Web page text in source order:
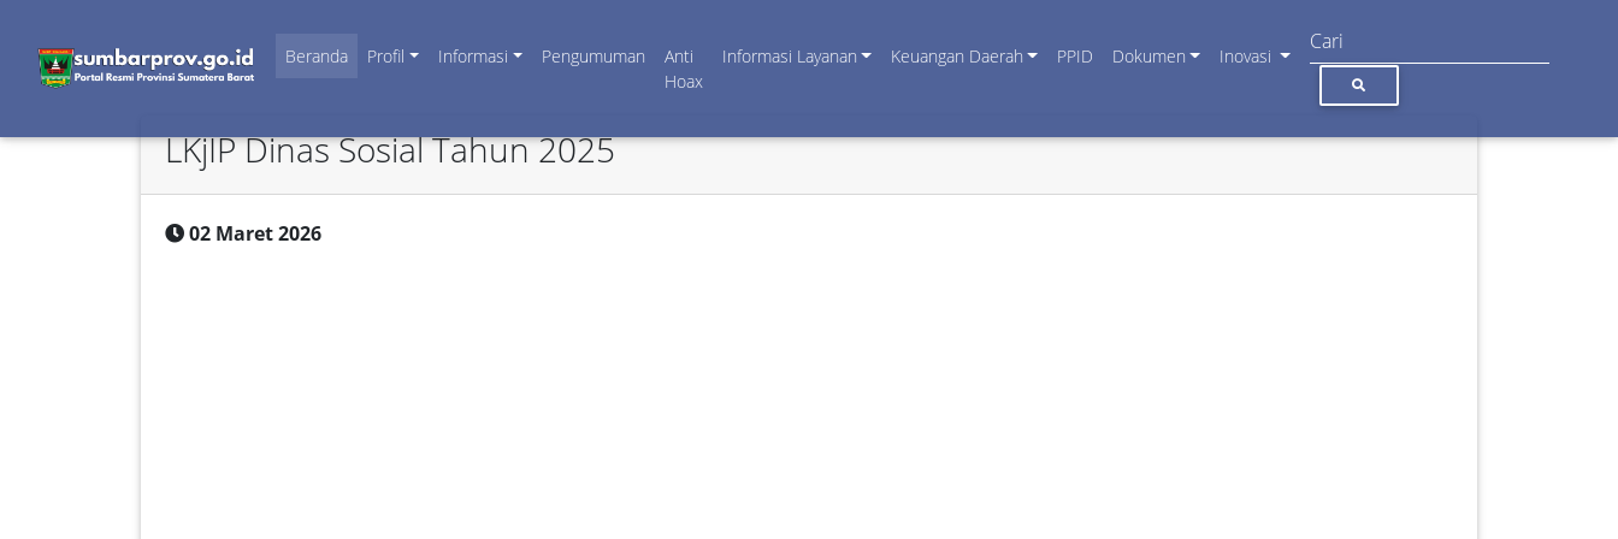
Beranda Profil Informasi Pengumuman
Anti
Hoax
Informasi Layanan Keuangan Daerah PPID Dokumen Inovasi
LKjIP Dinas Sosial Tahun 2025
02 Maret 2026